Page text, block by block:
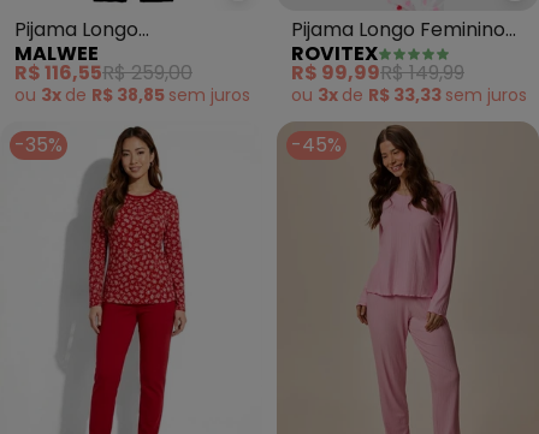
Pijama Longo
Maternidade (Preto)
MALWEE
R$ 116,55R$ 259,00
ou 3x de R$ 38,85 sem juros
Pijama Longo Feminino
Mensageira da Paz
(Rosa)
ROVITEX
R$ 99,99R$ 149,99
ou 3x de R$ 33,33 sem juros
-35% -45%